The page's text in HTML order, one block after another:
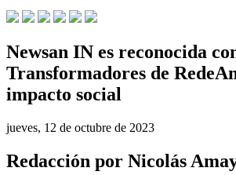
Newsan IN es reconocida
Transformadores de
impacto social
jueves, 12 de octubre de 2023
Redacción por Nicolás